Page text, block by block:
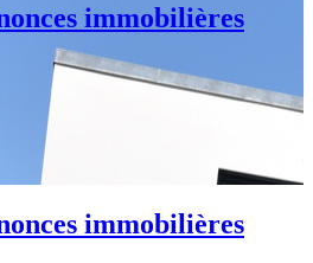
immobilières
immobilières